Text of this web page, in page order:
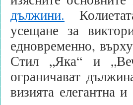
дължини.
усещане за
едновременно,
Стил „Яка“ и
ограничават
визията елегантна